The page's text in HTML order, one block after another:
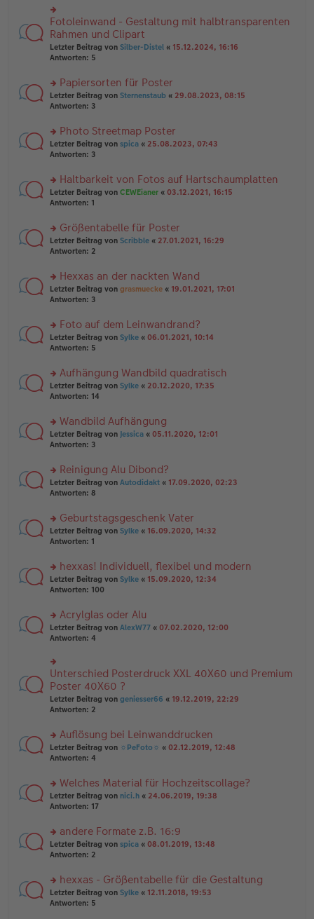
es
e
n
er
B
ei
a
g
u
n
g
el
es
e
er
B
ei
tr
g
rs
te
r
u
n
el
es
e
B
ei
tr
g
Fotoleinwand - Gestaltung mit halbtransparenten
Rahmen und Clipart
Letzter Beitrag von Silber-Distel « 15.12.2024, 16:16
Antworten: 5
rs
te
n
g
el
e
n
er
tr
a
g
Papiersorten für Poster
Letzter Beitrag von Sternenstaub « 29.08.2023, 08:15
Antworten: 3
rs
te
n
g
el
e
n
er
tr
a
g
Photo Streetmap Poster
Letzter Beitrag von spica « 25.08.2023, 07:43
Antworten: 3
rs
te
n
g
el
e
n
er
tr
a
g
Haltbarkeit von Fotos auf Hartschaumplatten
Letzter Beitrag von CEWEianer « 03.12.2021, 16:15
Antworten: 1
rs
te
n
g
el
e
n
er
tr
a
g
Größentabelle für Poster
Letzter Beitrag von Scribble « 27.01.2021, 16:29
Antworten: 2
rs
te
n
g
el
e
n
er
tr
a
g
Hexxas an der nackten Wand
Letzter Beitrag von grasmuecke « 19.01.2021, 17:01
Antworten: 3
rs
te
n
g
el
e
n
er
tr
a
g
Foto auf dem Leinwandrand?
Letzter Beitrag von Sylke « 06.01.2021, 10:14
Antworten: 5
rs
te
n
g
el
e
n
er
tr
a
g
Aufhängung Wandbild quadratisch
Letzter Beitrag von Sylke « 20.12.2020, 17:35
Antworten: 14
rs
te
n
g
el
e
n
er
tr
a
g
Wandbild Aufhängung
Letzter Beitrag von Jessica « 05.11.2020, 12:01
Antworten: 3
rs
te
n
g
el
e
n
er
tr
a
g
Reinigung Alu Dibond?
Letzter Beitrag von Autodidakt « 17.09.2020, 02:23
Antworten: 8
rs
te
n
g
el
e
n
er
tr
a
g
Geburtstagsgeschenk Vater
Letzter Beitrag von Sylke « 16.09.2020, 14:32
Antworten: 1
rs
te
n
g
el
e
n
er
B
ei
tr
g
hexxas! Individuell, flexibel und modern
Letzter Beitrag von Sylke « 15.09.2020, 12:34
Antworten: 100
rs
te
u
n
g
el
es
e
er
B
ei
tr
g
Acrylglas oder Alu
Letzter Beitrag von AlexW77 « 07.02.2020, 12:00
Antworten: 4
rs
te
r
u
n
el
es
e
B
ei
tr
g
Unterschied Posterdruck XXL 40X60 und Premium
Poster 40X60 ?
Letzter Beitrag von geniesser66 « 19.12.2019, 22:29
Antworten: 2
rs
te
n
g
el
e
n
er
tr
a
g
Auflösung bei Leinwanddrucken
Letzter Beitrag von ☼PeFoto☼ « 02.12.2019, 12:48
Antworten: 4
rs
te
n
g
el
e
n
er
Welches Material für Hochzeitscollage?
Letzter Beitrag von nici.h « 24.06.2019, 19:38
Antworten: 17
rs
te
n
g
el
andere Formate z.B. 16:9
Letzter Beitrag von spica « 08.01.2019, 13:48
Antworten: 2
rs
te
hexxas - Größentabelle für die Gestaltung
Letzter Beitrag von Sylke « 12.11.2018, 19:53
Antworten: 5